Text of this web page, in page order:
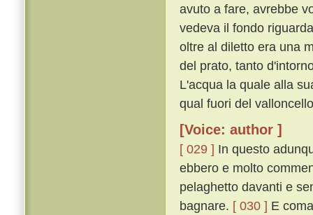
avuto a fare, avrebbe
vedeva il fondo
oltre al diletto era una
del prato, tanto
L'acqua la quale alla
qual fuori del
[Voice: author ]
[ 029 ] In questo
ebbero e molto
pelaghetto davanti e
bagnare. [ 030 ] E